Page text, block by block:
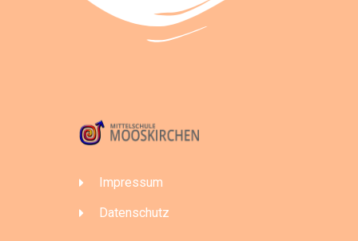
Impressum
Datenschutz